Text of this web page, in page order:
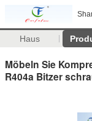
Haus
Möbeln Sie
R404a Bitzer